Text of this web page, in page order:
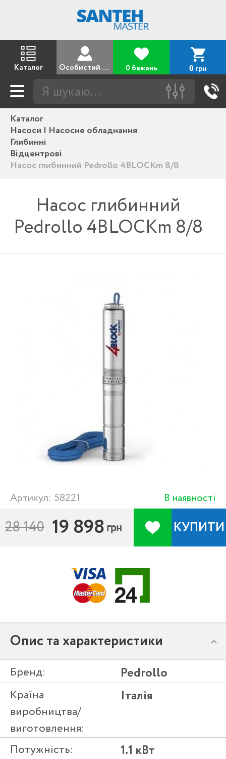
Каталог Особистий кабінет 0 бажань 0 грн
Каталог
Насоси | Насосне обладнання
Глибинні
Відцентрові
Насос глибинний Pedrollo 4BLOCKm 8/8
Насос глибинний
Pedrollo 4BLOCKm 8/8
Артикул: 58221 В наявності
28 140 19 898 грн КУПИТИ
Опис та характеристики
Бренд: Pedrollo
Країна
виробництва/
виготовлення:
Італія
Потужність: 1.1 кВт